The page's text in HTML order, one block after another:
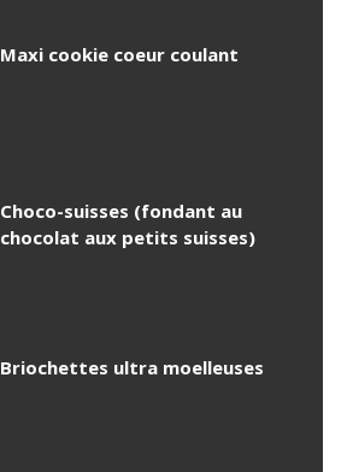
Maxi cookie coeur coulant
Choco-suisses (fondant au
chocolat aux petits suisses)
Briochettes ultra moelleuses